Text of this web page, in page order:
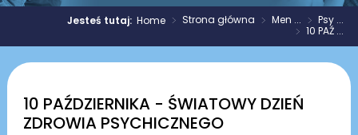
Jesteś tutaj:Home > Strona główna > Men ... > Psy ...
> 10 PAŹ ...
10 PAŹDZIERNIKA - ŚWIATOWY DZIEŃ
ZDROWIA PSYCHICZNEGO